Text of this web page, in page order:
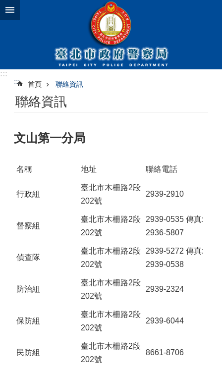
跳到主要內容區塊
:::
:::
首頁 聯絡資訊
聯絡資訊
文山第一分局
名稱 地址 聯絡電話
行政組
臺北市木柵路2段
202號
2939-2910
督察組
臺北市木柵路2段
202號
2939-0535 傳真:
2936-5807
偵查隊
臺北市木柵路2段
202號
2939-5272 傳真:
2939-0538
防治組
臺北市木柵路2段
202號
2939-2324
保防組
臺北市木柵路2段
202號
2939-6044
民防組
臺北市木柵路2段
202號
8661-8706